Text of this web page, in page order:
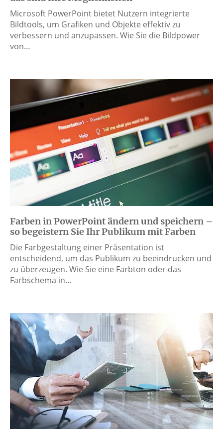
Microsoft PowerPoint bietet Nutzern integrierte
Bildtools, um Grafiken und Objekte effektiv zu
verbessern und anzupassen. Wie Sie die Bildpower
von…
Farben in PowerPoint ändern und speichern –
so begeistern Sie Ihr Publikum mit Farben
Die Farbgestaltung einer Präsentation ist
entscheidend, um das Publikum zu beeindrucken und
zu überzeugen. Wie Sie eine Farbton oder das
Farbschema in…